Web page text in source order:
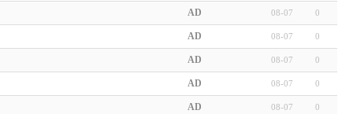
AD 08-07 0
AD 08-07 0
AD 08-07 0
AD 08-07 0
AD 08-07 0